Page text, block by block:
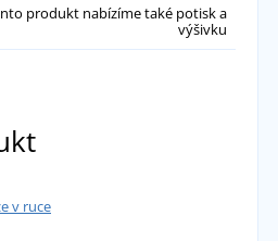
produkt nabízíme také potisk a
výšivku
v ruce